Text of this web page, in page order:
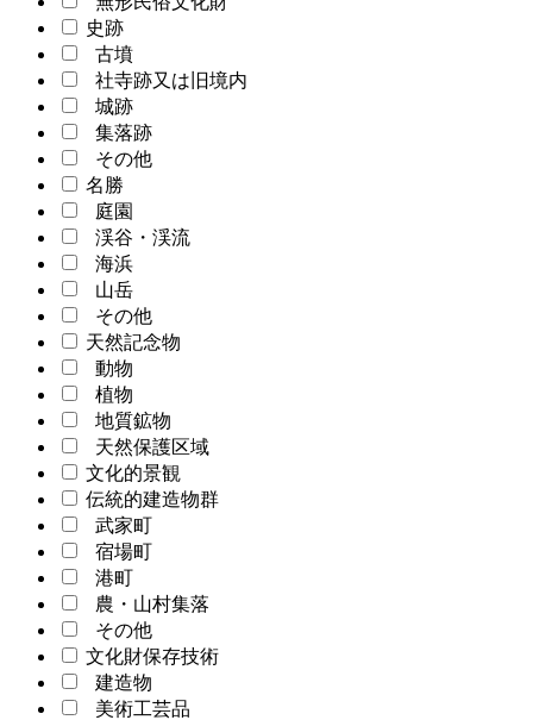
史跡
古墳
社寺跡又は旧境内
城跡
集落跡
その他
名勝
庭園
渓谷・渓流
海浜
山岳
その他
天然記念物
動物
植物
地質鉱物
天然保護区域
文化的景観
伝統的建造物群
武家町
宿場町
港町
農・山村集落
その他
文化財保存技術
建造物
美術工芸品